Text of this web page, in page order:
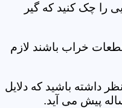
را چک کنید که گیر
خراب باشند لازم
داشته باشید که دلایل
پیش می آید.